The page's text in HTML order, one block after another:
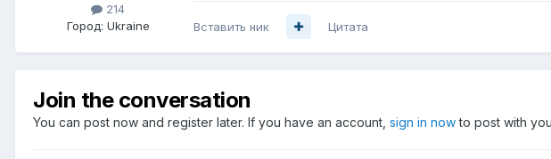
214
Город: Ukraine Вставить ник Цитата
Join the conversation
You can post now and register later. If you have an account, sign in nowto post with